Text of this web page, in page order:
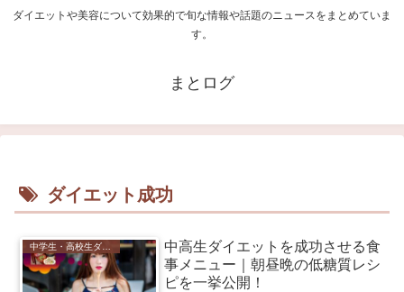
ダイエットや美容について効果的で旬な情報や話題のニュースをまとめていま
す。
まとログ
ダイエット成功
中高生ダイエットを成功させる食
事メニュー｜朝昼晩の低糖質レシ
ピを一挙公開！